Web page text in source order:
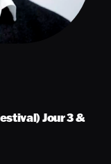
Jour 3 &